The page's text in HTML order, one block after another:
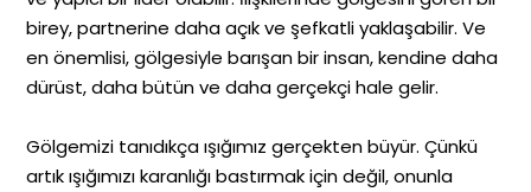
birey, partnerine daha açık ve şefkatli yaklaşabilir. Ve
en önemlisi, gölgesiyle barışan bir insan, kendine daha
dürüst, daha bütün ve daha gerçekçi hale gelir.
Gölgemizi tanıdıkça ışığımız gerçekten büyür. Çünkü
artık ışığımızı karanlığı bastırmak için değil, onunla